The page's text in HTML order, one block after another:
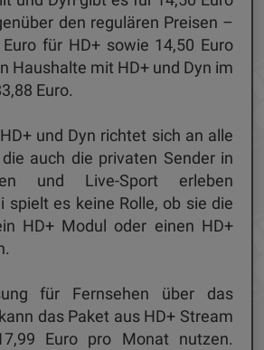
den regulären Preisen –
für HD+ sowie 14,50 Euro
Haushalte mit HD+ und Dyn im
Euro.
und Dyn richtet sich an alle
auch die privaten Sender in
und Live-Sport erleben
spielt es keine Rolle, ob sie die
HD+ Modul oder einen HD+
für Fernsehen über das
das Paket aus HD+ Stream
Euro pro Monat nutzen.